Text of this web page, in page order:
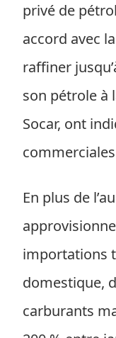
privé de
accord avec
raffiner
son pétrole à
Socar, ont
En plus de
importations
domestique,
carburants